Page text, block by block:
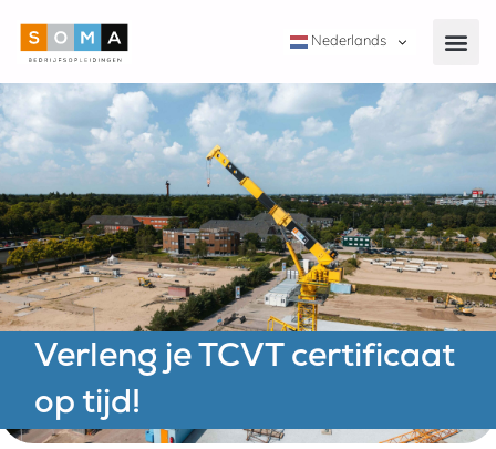
Nederlands
Verleng je TCVT certificaat
op tijd!